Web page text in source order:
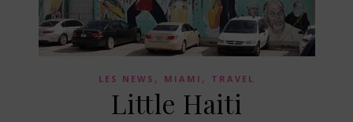
LES NEWS , MIAMI , TRAVEL
Little Haiti